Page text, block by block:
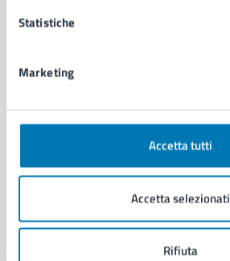
Statistiche
Marketing
Accetta tutti
Accetta selezionati
Rifiuta
Documenti e dati
Ambiente
Cultura e tempo libero
Documenti e certificati
Educazione e formazione
Giustizia e sicurezza pubblica